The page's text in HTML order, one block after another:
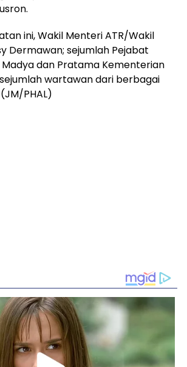
ini, Wakil Menteri ATR/Wakil
Dermawan; sejumlah Pejabat
Madya dan Pratama Kementerian
wartawan dari berbagai
PHAL)